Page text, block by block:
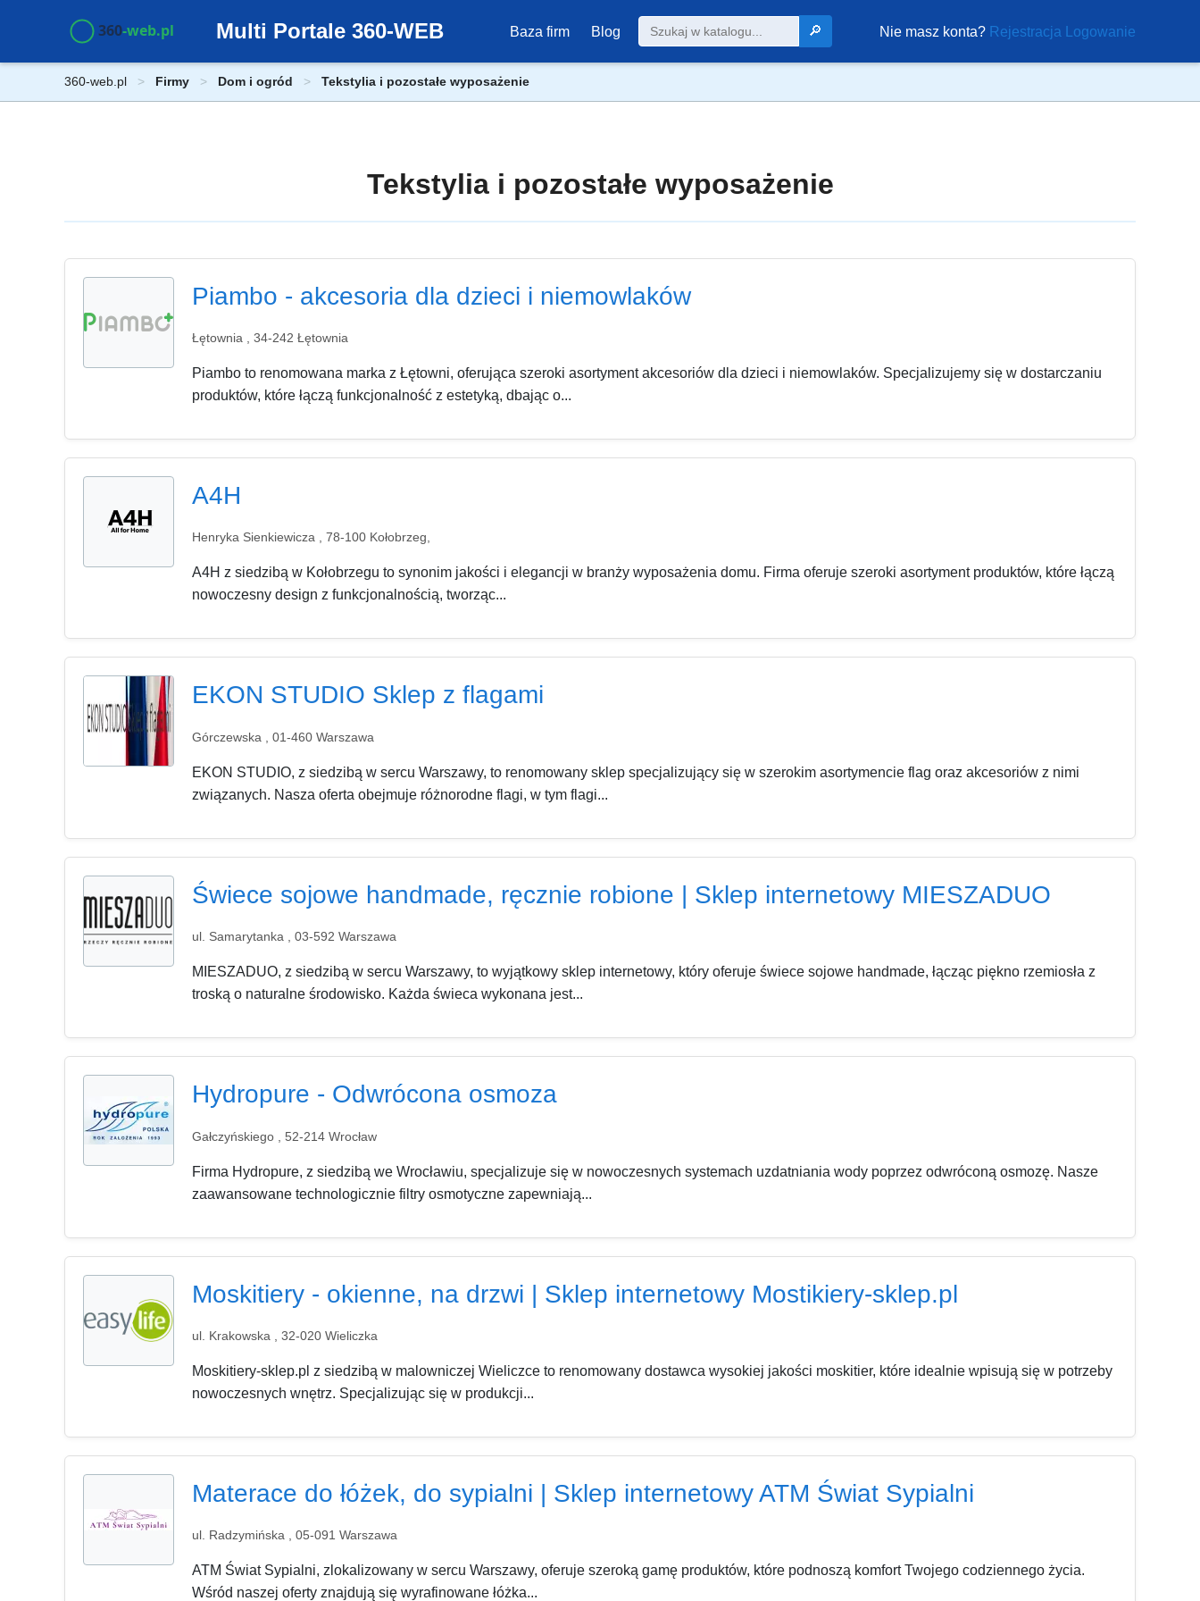
Multi Portale 360-WEB Baza firm Blog 🔎 Nie masz konta? Rejestracja Logowanie
360-web.pl Firmy Dom i ogród Tekstylia i pozostałe wyposażenie
Tekstylia i pozostałe wyposażenie
Piambo - akcesoria dla dzieci i niemowlaków
Łętownia , 34-242 Łętownia
Piambo to renomowana marka z Łętowni, oferująca szeroki asortyment akcesoriów dla dzieci i niemowlaków. Specjalizujemy się w dostarczaniu
produktów, które łączą funkcjonalność z estetyką, dbając o...
A4H
Henryka Sienkiewicza , 78-100 Kołobrzeg,
A4H z siedzibą w Kołobrzegu to synonim jakości i elegancji w branży wyposażenia domu. Firma oferuje szeroki asortyment produktów, które łączą
nowoczesny design z funkcjonalnością, tworząc...
EKON STUDIO Sklep z flagami
Górczewska , 01-460 Warszawa
EKON STUDIO, z siedzibą w sercu Warszawy, to renomowany sklep specjalizujący się w szerokim asortymencie flag oraz akcesoriów z nimi
związanych. Nasza oferta obejmuje różnorodne flagi, w tym flagi...
Świece sojowe handmade, ręcznie robione | Sklep internetowy MIESZADUO
ul. Samarytanka , 03-592 Warszawa
MIESZADUO, z siedzibą w sercu Warszawy, to wyjątkowy sklep internetowy, który oferuje świece sojowe handmade, łącząc piękno rzemiosła z
troską o naturalne środowisko. Każda świeca wykonana jest...
Hydropure - Odwrócona osmoza
Gałczyńskiego , 52-214 Wrocław
Firma Hydropure, z siedzibą we Wrocławiu, specjalizuje się w nowoczesnych systemach uzdatniania wody poprzez odwróconą osmozę. Nasze
zaawansowane technologicznie filtry osmotyczne zapewniają...
Moskitiery - okienne, na drzwi | Sklep internetowy Mostikiery-sklep.pl
ul. Krakowska , 32-020 Wieliczka
Moskitiery-sklep.pl z siedzibą w malowniczej Wieliczce to renomowany dostawca wysokiej jakości moskitier, które idealnie wpisują się w potrzeby
nowoczesnych wnętrz. Specjalizując się w produkcji...
Materace do łóżek, do sypialni | Sklep internetowy ATM Świat Sypialni
ul. Radzymińska , 05-091 Warszawa
ATM Świat Sypialni, zlokalizowany w sercu Warszawy, oferuje szeroką gamę produktów, które podnoszą komfort Twojego codziennego życia.
Wśród naszej oferty znajdują się wyrafinowane łóżka...